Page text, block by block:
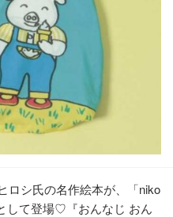
ロシ氏の名作絵本が、「niko
して登場♡『おんなじ おん